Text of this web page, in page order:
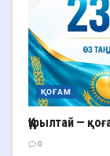
ҚОҒАМ
Құрылтай —
0